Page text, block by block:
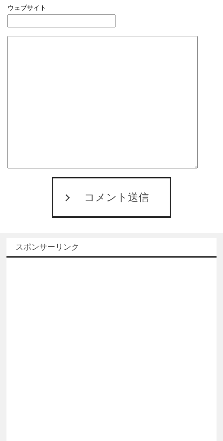
ウェブサイト
コメント送信
スポンサーリンク